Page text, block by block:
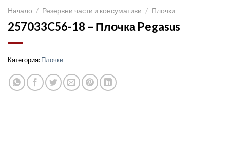
Начало / Резервни части и консумативи / Плочки
257033C56-18 – Плочка Pegasus
Категория:Плочки